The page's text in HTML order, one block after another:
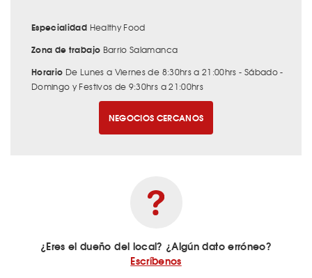
Especialidad Healthy Food
Zona de trabajo Barrio Salamanca
Horario De Lunes a Viernes de 8:30hrs a 21:00hrs - Sábado -
Domingo y Festivos de 9:30hrs a 21:00hrs
NEGOCIOS CERCANOS
¿Eres el dueño del local? ¿Algún dato erróneo?
Escríbenos